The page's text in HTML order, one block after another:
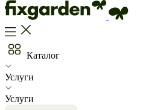
Каталог
Услуги
Услуги